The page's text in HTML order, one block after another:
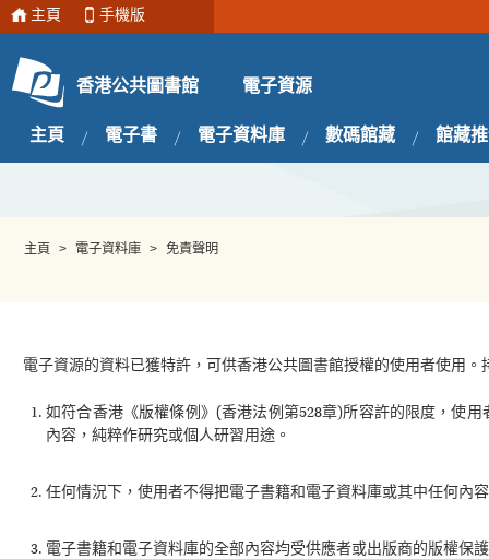
主頁 手機版
香港公共圖書館 電子資源
主頁 電子書 電子資料庫 數碼館藏 館藏
主頁 > 電子資料庫 > 免責聲明
電子資源的資料已獲特許，可供香港公共圖書館授權的使用者使用
如符合香港《版權條例》(香港法例第528章)所容許的限度，使
內容，純粹作研究或個人研習用途。
任何情況下，使用者不得把電子書籍和電子資料庫或其中任何內
電子書籍和電子資料庫的全部內容均受供應者或出版商的版權保